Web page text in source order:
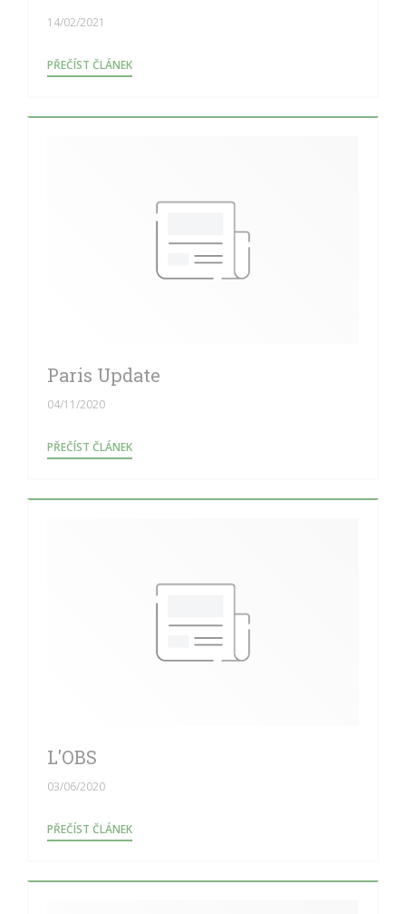
14/02/2021
PŘEČÍST ČLÁNEK((OTEVŘE SE V NOVÉM OKNĚ))
Paris Update
04/11/2020
PŘEČÍST ČLÁNEK((OTEVŘE SE V NOVÉM OKNĚ))
L'OBS
03/06/2020
PŘEČÍST ČLÁNEK((OTEVŘE SE V NOVÉM OKNĚ))